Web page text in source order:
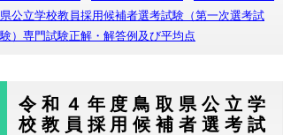
県公立学校教員採用候補者選考試験（第一次選考試
験）専門試験正解・解答例及び平均点
令和４年度鳥取県公立学
校教員採用候補者選考試